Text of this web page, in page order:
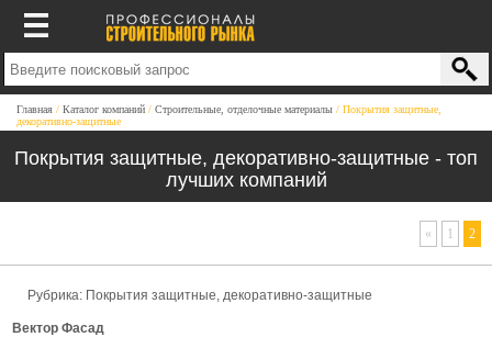
Главная Каталог компаний Строительные, отделочные материалы
Покрытия защитные,
декоративно-защитные
Покрытия защитные, декоративно-защитные - топ
лучших компаний
« 1 2
Рубрика: Покрытия защитные, декоративно-защитные
Вектор Фасад